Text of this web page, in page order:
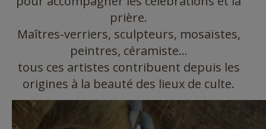
prière.
Maîtres-verriers, sculpteurs, mosaïstes,
peintres, céramiste…
tous ces artistes contribuent depuis les
origines à la beauté des lieux de culte.